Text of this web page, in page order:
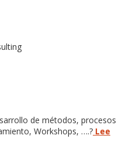
de métodos, procesos
Workshops, ….? Lee